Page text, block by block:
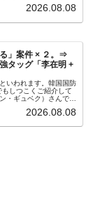
れは、いわゆる「塩田
2026.08.08
る」案件 × ２。⇒
タッグ「李在明 +
いわれます。韓国国防
しつこくご紹介して
・ギュベク）さんで
」の国防部長官安圭伯
2026.08.08